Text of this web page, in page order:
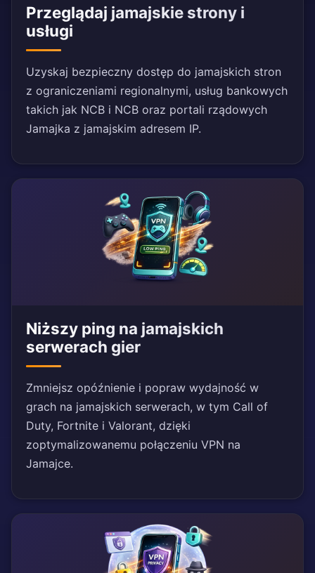
Przeglądaj jamajskie strony i
usługi
Uzyskaj bezpieczny dostęp do jamajskich stron
z ograniczeniami regionalnymi, usług bankowych
takich jak NCB i NCB oraz portali rządowych
Jamajka z jamajskim adresem IP.
Niższy ping na jamajskich
serwerach gier
Zmniejsz opóźnienie i popraw wydajność w
grach na jamajskich serwerach, w tym Call of
Duty, Fortnite i Valorant, dzięki
zoptymalizowanemu połączeniu VPN na
Jamajce.